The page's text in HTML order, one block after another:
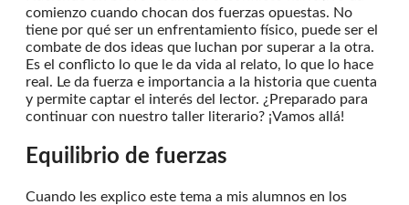
comienzo cuando chocan dos fuerzas opuestas. No
tiene por qué ser un enfrentamiento físico, puede ser el
combate de dos ideas que luchan por superar a la otra.
Es el conflicto lo que le da vida al relato, lo que lo hace
real. Le da fuerza e importancia a la historia que cuenta
y permite captar el interés del lector. ¿Preparado para
continuar con nuestro taller literario? ¡Vamos allá!
Equilibrio de fuerzas
Cuando les explico este tema a mis alumnos en los